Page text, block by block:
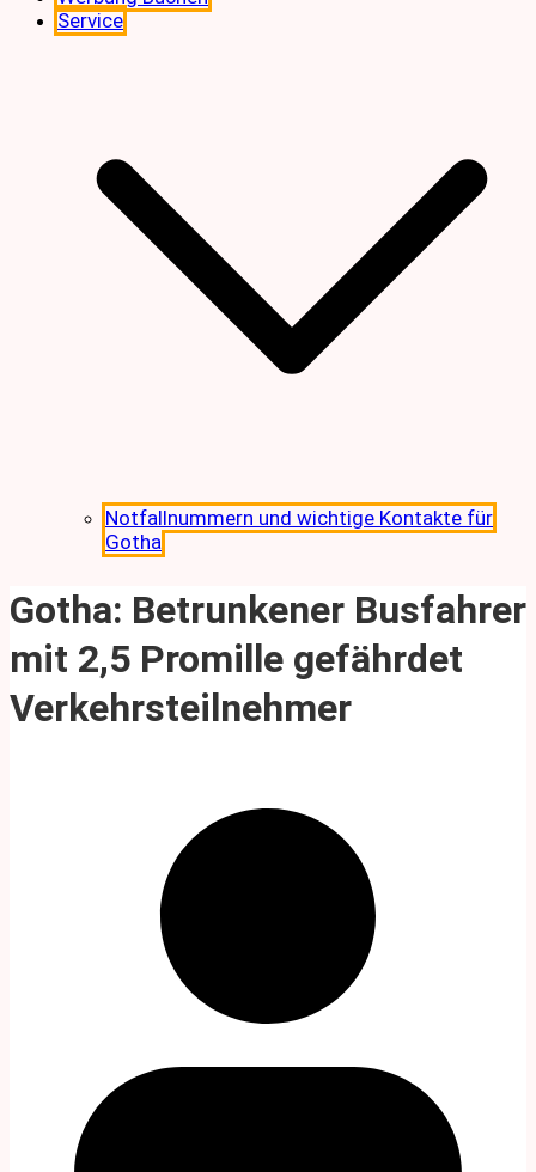
Service
Notfallnummern und wichtige Kontakte für
Gotha
Gotha: Betrunkener Busfahrer
mit 2,5 Promille gefährdet
Verkehrsteilnehmer